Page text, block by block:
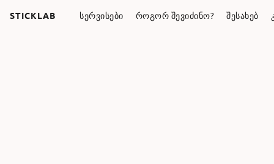
STICKLAB ᲡᲔᲠᲕᲘᲡᲔᲑᲘ ᲠᲝᲒᲝᲠ ᲨᲔᲕᲘᲫᲘᲜᲝ? ᲨᲔᲡᲐᲮᲔᲑ